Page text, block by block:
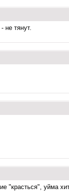
не тянут.
"красться", уйма